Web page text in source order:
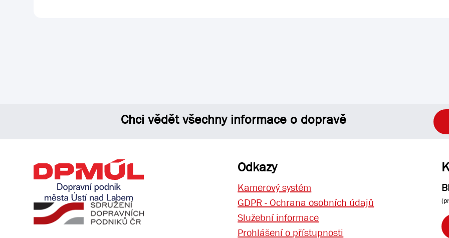
Chci vědět všechny informace o dopravě
Odkazy
Kamerový systém
GDPR - Ochrana osobních údajů
Služební informace
Prohlášení o přístupnosti